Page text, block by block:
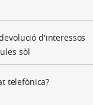
d'interessos
sòl
telefònica?